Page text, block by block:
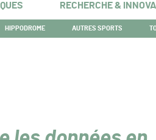
RECHERCHE &
HIPPODROME AUTRES SPORTS